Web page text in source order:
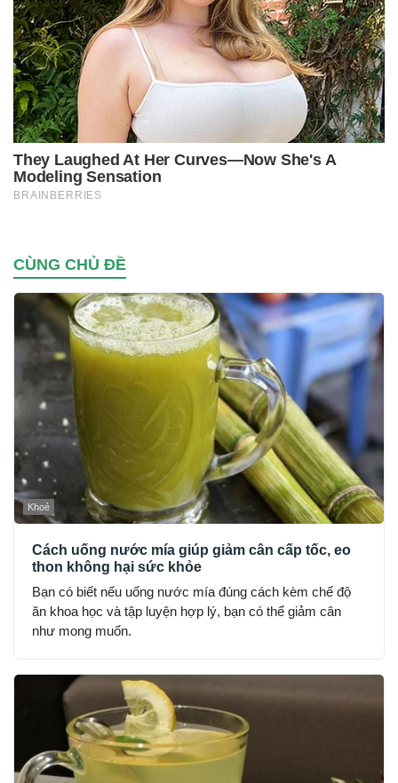
CÙNG CHỦ ĐỀ
Khoẻ
Cách uống nước mía giúp giảm cân cấp tốc, eo
thon không hại sức khỏe
Bạn có biết nếu uống nước mía đúng cách kèm chế độ
ăn khoa học và tập luyện hợp lý, bạn có thể giảm cân
như mong muốn.